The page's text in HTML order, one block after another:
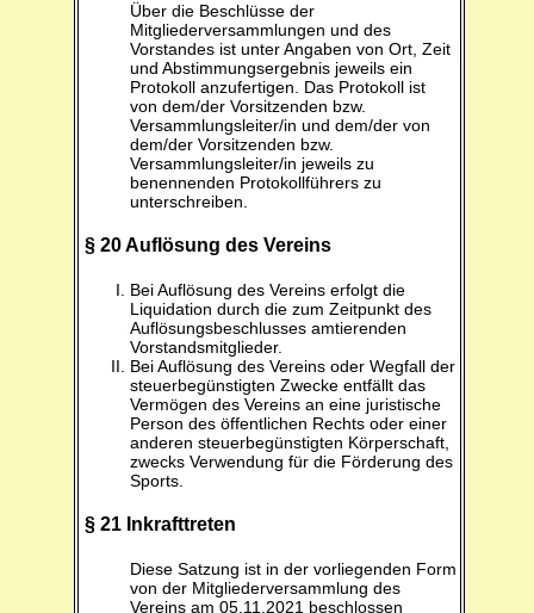
Über die Beschlüsse der
Mitgliederversammlungen und des
Vorstandes ist unter Angaben von Ort, Zeit
und Abstimmungsergebnis jeweils ein
Protokoll anzufertigen. Das Protokoll ist
von dem/der Vorsitzenden bzw.
Versammlungsleiter/in und dem/der von
dem/der Vorsitzenden bzw.
Versammlungsleiter/in jeweils zu
benennenden Protokollführers zu
unterschreiben.
§ 20 Auflösung des Vereins
Bei Auflösung des Vereins erfolgt die
Liquidation durch die zum Zeitpunkt des
Auflösungsbeschlusses amtierenden
Vorstandsmitglieder.
Bei Auflösung des Vereins oder Wegfall der
steuerbegünstigten Zwecke entfällt das
Vermögen des Vereins an eine juristische
Person des öffentlichen Rechts oder einer
anderen steuerbegünstigten Körperschaft,
zwecks Verwendung für die Förderung des
Sports.
§ 21 Inkrafttreten
Diese Satzung ist in der vorliegenden Form
von der Mitgliederversammlung des
Vereins am 05.11.2021 beschlossen